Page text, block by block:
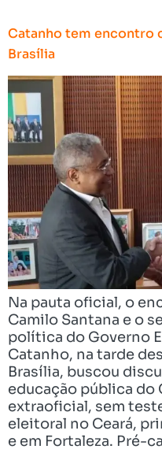
Catanho tem encontro
Brasília
Na pauta oficial, o
Camilo Santana e o
política do Governo
Catanho, na tarde
Brasília, buscou
educação pública do
extraoficial, sem
eleitoral no Ceará,
e em Fortaleza. Pré-